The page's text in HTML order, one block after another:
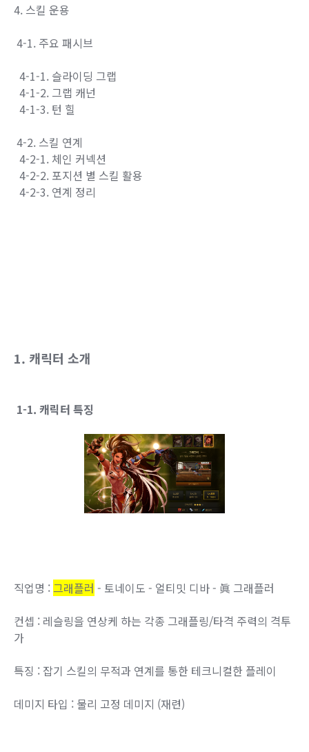
4. 스킬 운용
4-1. 주요 패시브
4-1-1. 슬라이딩 그랩
4-1-2. 그랩 캐넌
4-1-3. 턴 힐
4-2. 스킬 연계
4-2-1. 체인 커넥션
4-2-2. 포지션 별 스킬 활용
4-2-3. 연계 정리
1. 캐릭터 소개
1-1. 캐릭터 특징
직업명 : 그래플러 - 토네이도 - 얼티밋 디바 - 眞 그래플러
컨셉 : 레슬링을 연상케 하는 각종 그래플링/타격 주력의 격투
가
특징 : 잡기 스킬의 무적과 연계를 통한 테크니컬한 플레이
데미지 타입 : 물리 고정 데미지 (재련)